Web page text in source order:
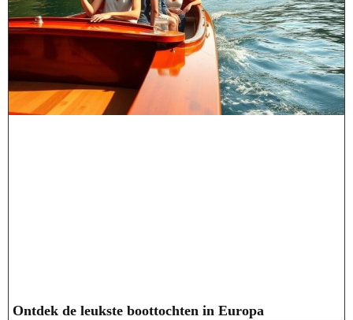
Ontdek de leukste boottochten in Europa